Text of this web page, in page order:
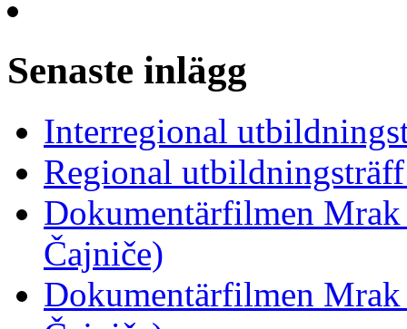
Senaste inlägg
Interregional
Regional
Dokumentärfilmen
Čajniče)
Dokumentärfilmen